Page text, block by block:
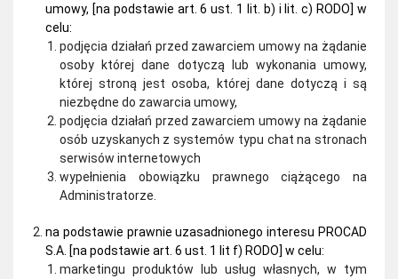
umowy, [na podstawie art. 6 ust. 1 lit. b) i lit. c) RODO] w
celu:
podjęcia działań przed zawarciem umowy na żądanie
osoby której dane dotyczą lub wykonania umowy,
której stroną jest osoba, której dane dotyczą i są
niezbędne do zawarcia umowy,
podjęcia działań przed zawarciem umowy na żądanie
osób uzyskanych z systemów typu chat na stronach
serwisów internetowych
wypełnienia obowiązku prawnego ciążącego na
Administratorze.
na podstawie prawnie uzasadnionego interesu PROCAD
S.A. [na podstawie art. 6 ust. 1 lit f) RODO] w celu:
marketingu produktów lub usług własnych, w tym